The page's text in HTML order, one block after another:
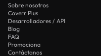
Sobre nosotros
Coverr Plus
Desarrolladores / API
Blog
FAQ
Promociona
Contáctanos